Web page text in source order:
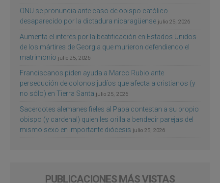
ONU se pronuncia ante caso de obispo católico
desaparecido por la dictadura nicaragüense julio 25, 2026
Aumenta el interés por la beatificación en Estados Unidos
de los mártires de Georgia que murieron defendiendo el
matrimonio julio 25, 2026
Franciscanos piden ayuda a Marco Rubio ante
persecución de colonos judíos que afecta a cristianos (y
no sólo) en Tierra Santa julio 25, 2026
Sacerdotes alemanes fieles al Papa contestan a su propio
obispo (y cardenal) quien les orilla a bendecir parejas del
mismo sexo en importante diócesis julio 25, 2026
PUBLICACIONES MÁS VISTAS